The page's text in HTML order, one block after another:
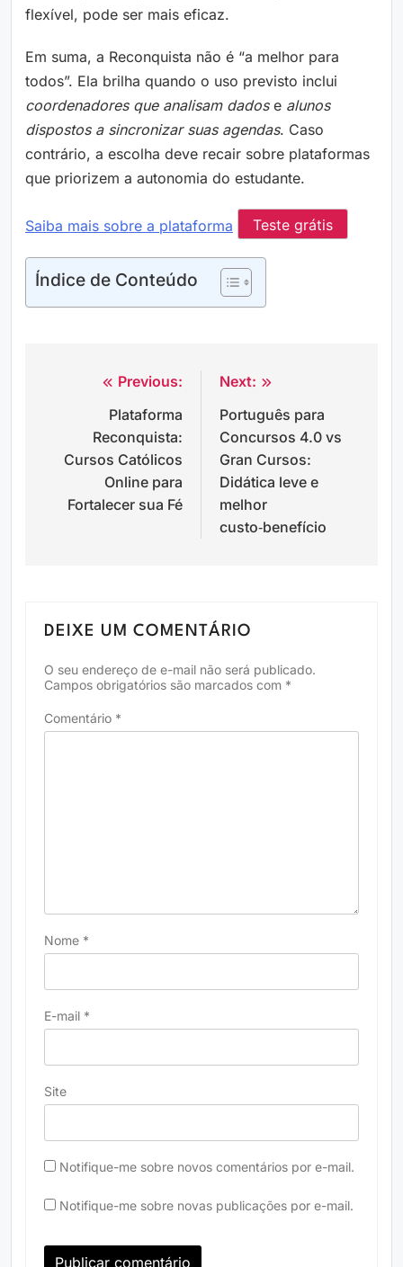
flexível, pode ser mais eficaz.
Em suma, a Reconquista não é “a melhor para
todos”. Ela brilha quando o uso previsto inclui
coordenadores que analisam dadose alunos
dispostos a sincronizar suas agendas. Caso
contrário, a escolha deve recair sobre plataformas
que priorizem a autonomia do estudante.
Saiba mais sobre a plataforma Teste grátis
Índice de Conteúdo
Navegação
Post
Previous:
Plataforma
Reconquista:
Cursos Católicos
Online para
Fortalecer sua Fé
Next:
Português para
Concursos 4.0 vs
Gran Cursos:
Didática leve e
melhor
custo‑benefício
DEIXE UM COMENTÁRIO
O seu endereço de e-mail não será publicado.
Campos obrigatórios são marcados com *
Comentário *
Nome *
E-mail *
Site
Notifique-me sobre novos comentários por e-mail.
Notifique-me sobre novas publicações por e-mail.